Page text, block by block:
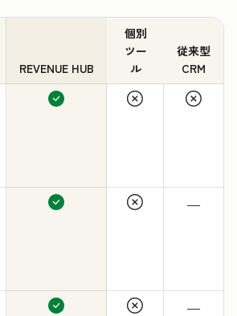
REVENUE HUB
個別
ツー
ル
従来型
CRM
—
—